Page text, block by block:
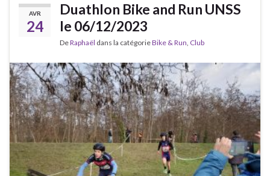
AVR
24
Duathlon Bike and Run UNSS
le 06/12/2023
DeRaphaël dans la catégorieBike & Run, Club